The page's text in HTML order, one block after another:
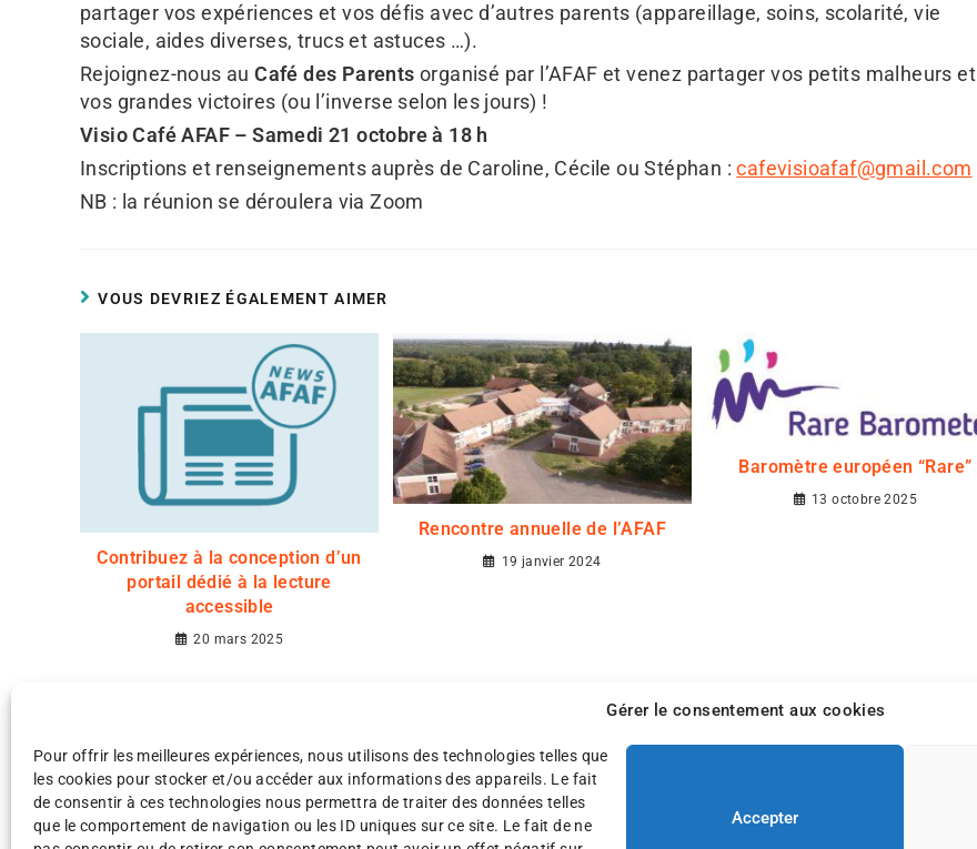
Gérer le consentement aux cookies
Pour offrir les meilleures expériences, nous utilisons des technologies telles que
les cookies pour stocker et/ou accéder aux informations des appareils. Le fait
de consentir à ces technologies nous permettra de traiter des données telles
que le comportement de navigation ou les ID uniques sur ce site. Le fait de ne
Accepter
partager vos expériences et vos défis avec d’autres parents (appareillage, soins, scolarité, vie
sociale, aides diverses, trucs et astuces …).
Rejoignez-nous auCafé des Parents organisé par l’AFAF et venez partager vos petits malheurs et
vos grandes victoires (ou l’inverse selon les jours) !
Visio Café AFAF – Samedi 21 octobre à 18 h
Inscriptions et renseignements auprès de Caroline, Cécile ou Stéphan :cafevisioafaf@gmail.com
NB : la réunion se déroulera via Zoom
VOUS DEVRIEZ ÉGALEMENT AIMER
Contribuez à la conception d’un
portail dédié à la lecture
accessible
20 mars 2025
Rencontre annuelle de l’AFAF
19 janvier 2024
Baromètre européen “Rare”
13 octobre 2025